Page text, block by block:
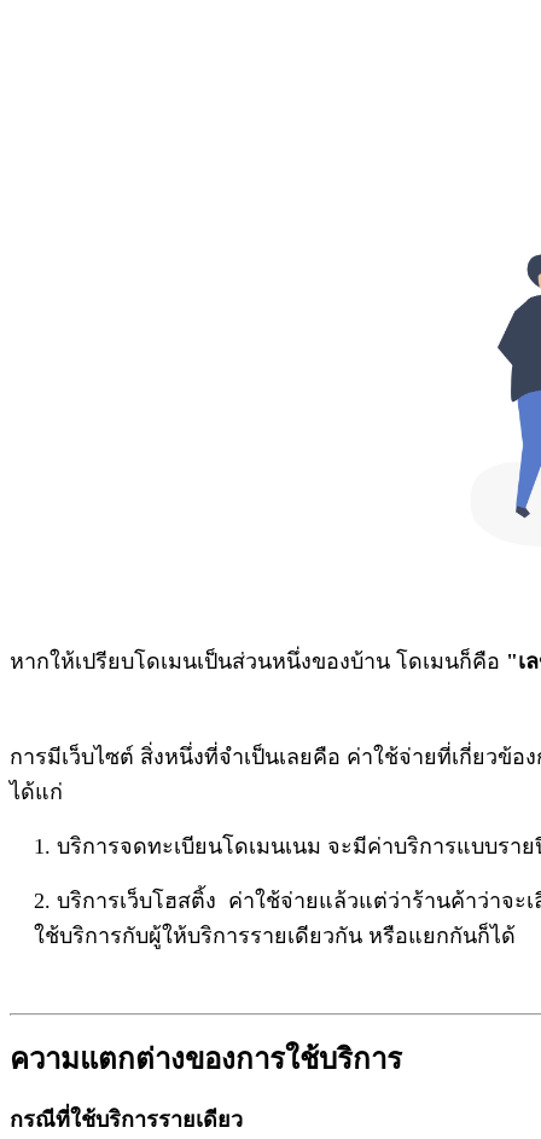
หากให้เปรียบโดเมนเป็นส่วนหนึ่งของบ้าน โดเมนก็คือ "เ
การมีเว็บไซต์ สิ่งหนึ่งที่จำเป็นเลยคือ ค่าใช้จ่ายที่เกี่ยวข้
ได้แก่
1. บริการจดทะเบียนโดเมนเนม จะมีค่าบริการแบบรา
2. บริการเว็บโฮสติ้ง ค่าใช้จ่ายแล้วแต่ว่าร้านค้าว่าจะ
ใช้บริการกับผู้ให้บริการรายเดียวกัน หรือแยกกันก็ได้
ความแตกต่างของการใช้บริการ
กรณีที่ใช้บริการรายเดียว